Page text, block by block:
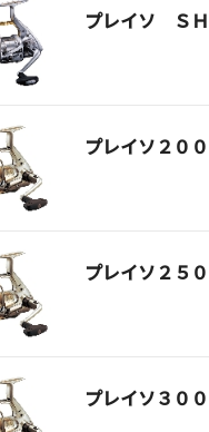
プレイソ Ｓ
プレイソ２０
プレイソ２５
プレイソ３０